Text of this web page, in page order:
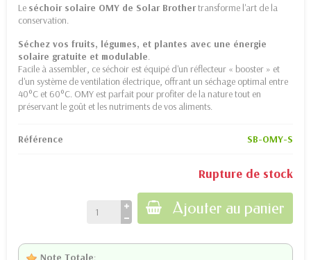
Le séchoir solaire OMY de Solar Brothertransforme l'art de la
conservation.
Séchez vos fruits, légumes, et plantes avec une énergie
solaire gratuite et modulable.
Facile à assembler, ce séchoir est équipé d'un réflecteur « booster » et
d'un système de ventilation électrique, offrant un séchage optimal entre
40°C et 60°C. OMY est parfait pour profiter de la nature tout en
préservant le goût et les nutriments de vos aliments.
Référence SB-OMY-S
Rupture de stock
Ajouter au panier
Note Totale: